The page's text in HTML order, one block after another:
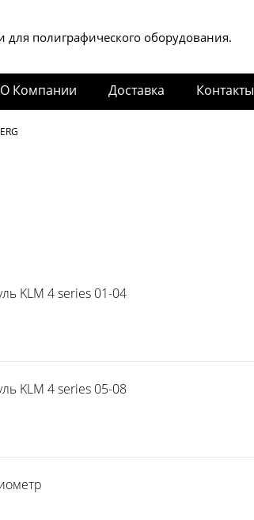
для полиграфического оборудования.
О Компании Доставка Контакты
KLM 4 series 01-04
KLM 4 series 05-08